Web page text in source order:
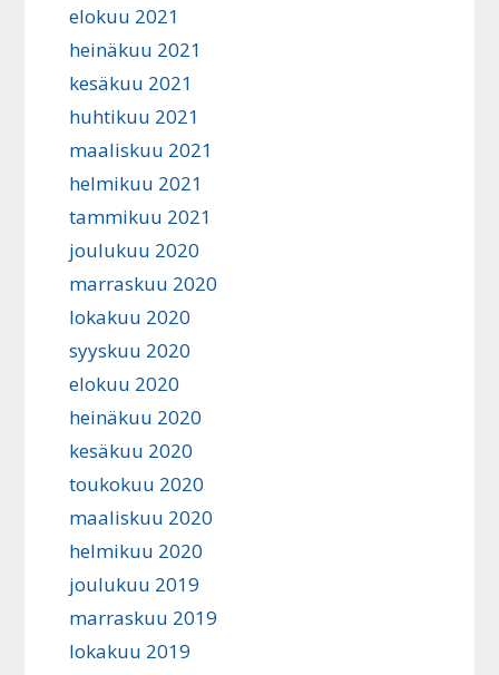
elokuu 2021
heinäkuu 2021
kesäkuu 2021
huhtikuu 2021
maaliskuu 2021
helmikuu 2021
tammikuu 2021
joulukuu 2020
marraskuu 2020
lokakuu 2020
syyskuu 2020
elokuu 2020
heinäkuu 2020
kesäkuu 2020
toukokuu 2020
maaliskuu 2020
helmikuu 2020
joulukuu 2019
marraskuu 2019
lokakuu 2019